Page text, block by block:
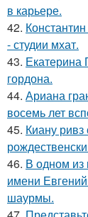
в карьере.
42.
- студии мхат.
43. Екатерина
гордона.
44. Ариана
восемь лет
45. Киану
46. В одном
имени
шаурмы.